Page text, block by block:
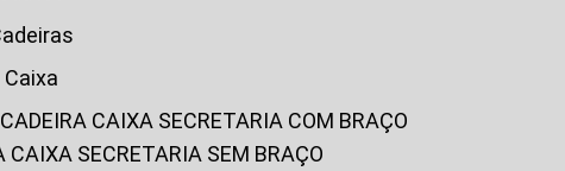
Cadeiras
Caixa
CADEIRA CAIXA SECRETARIA COM BRAÇO
CAIXA SECRETARIA SEM BRAÇO